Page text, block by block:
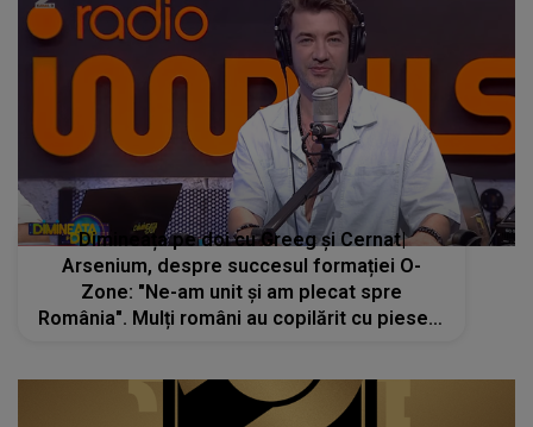
Dimineața pe doi cu Greeg și Cernat|
Arsenium, despre succesul formației O-
Zone: "Ne-am unit și am plecat spre
România". Mulți români au copilărit cu piesele